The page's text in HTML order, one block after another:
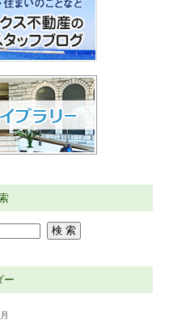
ー